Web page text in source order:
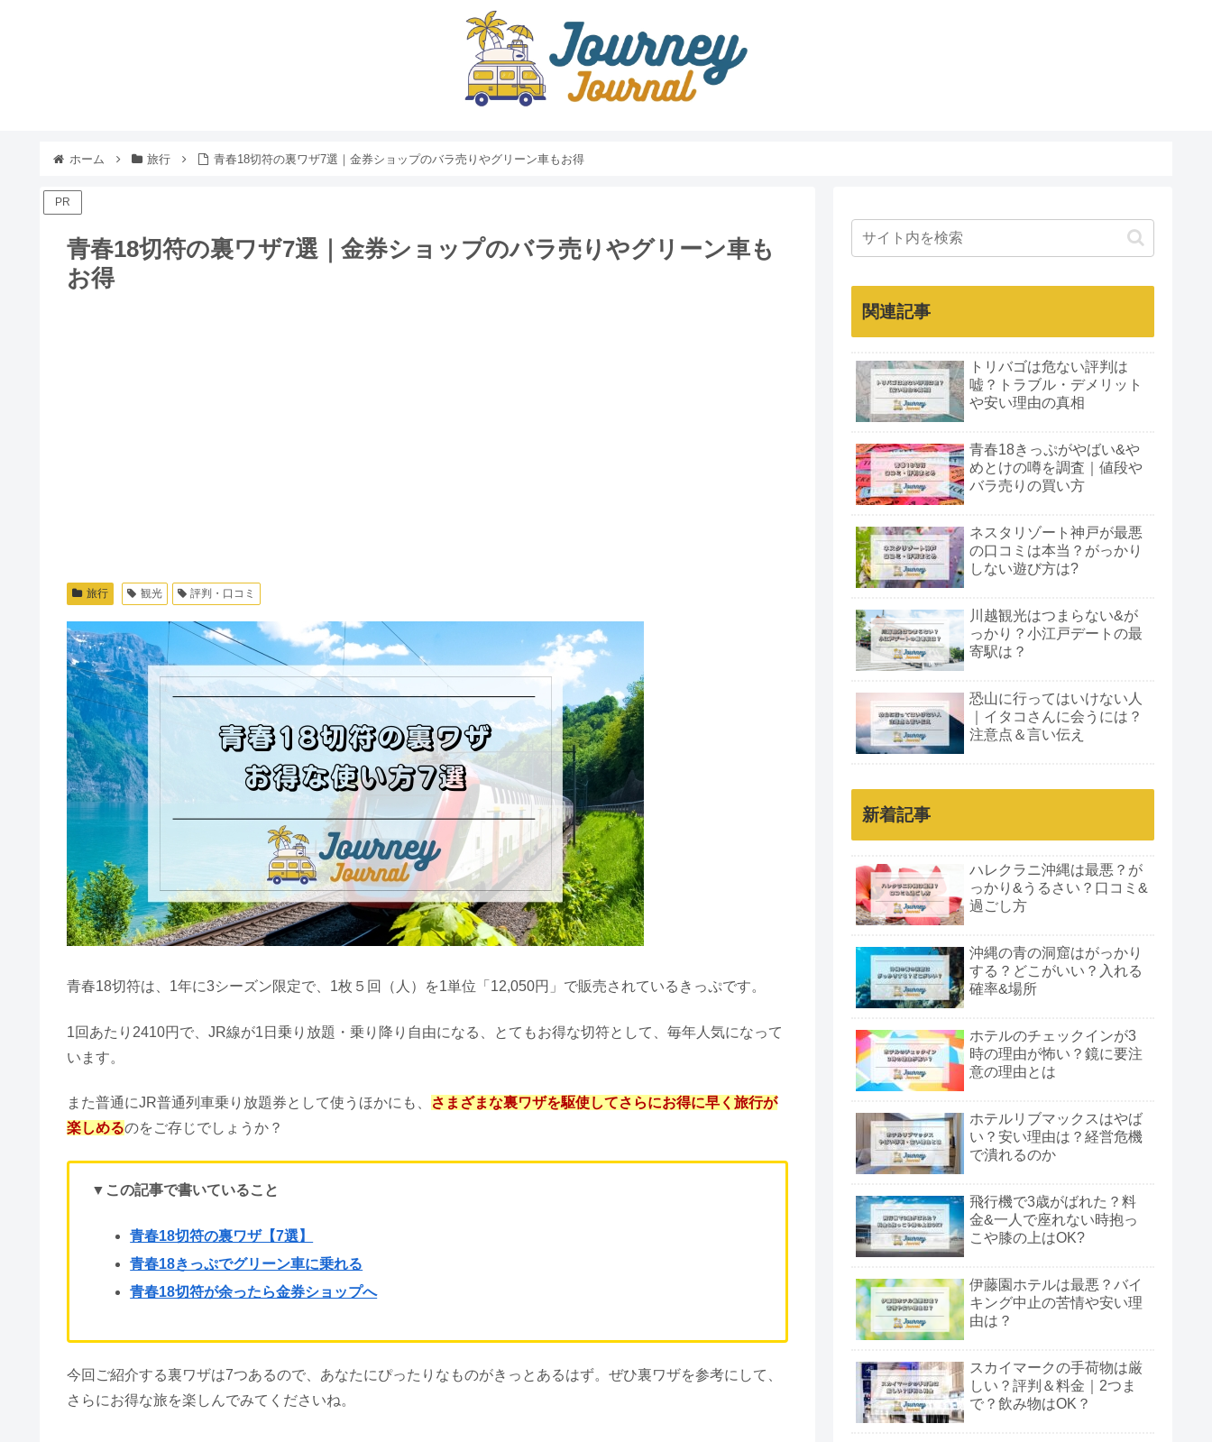
ホーム 旅行 青春18切符の裏ワザ7選｜金券ショップのバラ売りやグリーン車もお得
PR
青春18切符の裏ワザ7選｜金券ショップのバラ売りやグリーン車も
お得
旅行 観光 評判・口コミ
青春18切符は、1年に3シーズン限定で、1枚５回（人）を1単位「12,050円」で販売されているきっぷです。
1回あたり2410円で、JR線が1日乗り放題・乗り降り自由になる、とてもお得な切符として、毎年人気になって
います。
また普通にJR普通列車乗り放題券として使うほかにも、
さまざまな裏ワザを駆使してさらにお得に早く旅行が
楽しめるのをご存じでしょうか？
▼この記事で書いていること
青春18切符の裏ワザ【7選】
青春18きっぷでグリーン車に乗れる
青春18切符が余ったら金券ショップへ
今回ご紹介する裏ワザは7つあるので、あなたにぴったりなものがきっとあるはず。ぜひ裏ワザを参考にして、
さらにお得な旅を楽しんでみてくださいね。
関連記事
トリバゴは危ない評判は
嘘？トラブル・デメリット
や安い理由の真相
青春18きっぷがやばい&や
めとけの噂を調査｜値段や
バラ売りの買い方
ネスタリゾート神戸が最悪
の口コミは本当？がっかり
しない遊び方は?
川越観光はつまらない&が
っかり？小江戸デートの最
寄駅は？
恐山に行ってはいけない人
｜イタコさんに会うには？
注意点＆言い伝え
新着記事
ハレクラニ沖縄は最悪？が
っかり&うるさい？口コミ&
過ごし方
沖縄の青の洞窟はがっかり
する？どこがいい？入れる
確率&場所
ホテルのチェックインが3
時の理由が怖い？鏡に要注
意の理由とは
ホテルリブマックスはやば
い？安い理由は？経営危機
で潰れるのか
飛行機で3歳がばれた？料
金&一人で座れない時抱っ
こや膝の上はOK?
伊藤園ホテルは最悪？バイ
キング中止の苦情や安い理
由は？
スカイマークの手荷物は厳
しい？評判＆料金｜2つま
で？飲み物はOK？